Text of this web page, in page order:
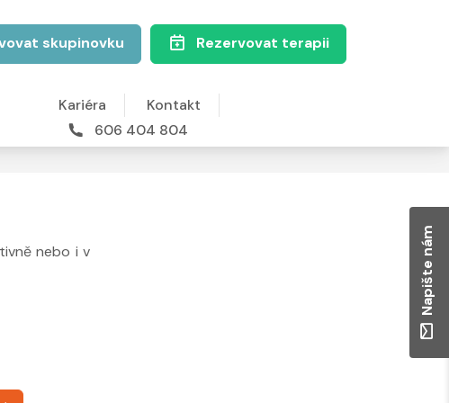
skupinovku Rezervovat terapii
Kariéra
Kontakt
606 404 804
nebo i v
Napište nám